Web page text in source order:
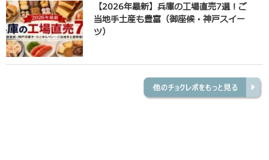
【2026年最新】兵庫の工場直売7選！ご
当地手土産も豊富（御座候・神戸スイー
ツ）